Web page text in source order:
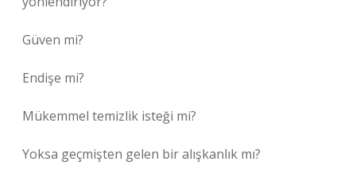
Güven mi?
Endişe mi?
Mükemmel temizlik isteği mi?
Yoksa geçmişten gelen bir alışkanlık mı?